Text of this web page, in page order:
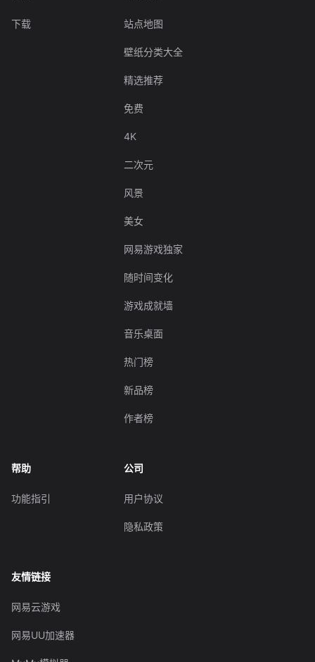
下载 站点地图
壁纸分类大全
精选推荐
免费
4K
二次元
风景
美女
网易游戏独家
随时间变化
游戏成就墙
音乐桌面
热门榜
新品榜
作者榜
帮助
功能指引
公司
用户协议
隐私政策
友情链接
网易云游戏
网易UU加速器